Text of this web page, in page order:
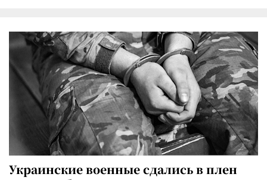
Украинские военные сдались в плен